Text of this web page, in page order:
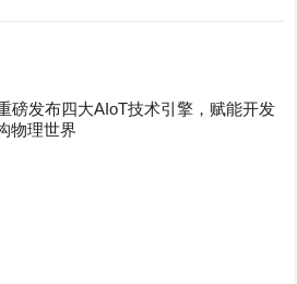
磅发布四大AIoT技术引擎，赋能开发
物理世界